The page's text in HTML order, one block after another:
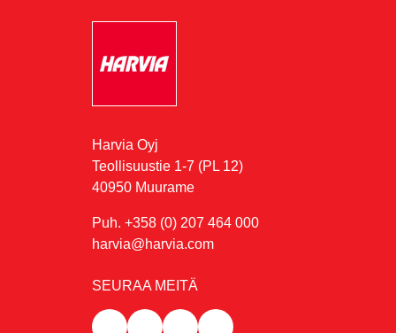
Harvia Oyj
Teollisuustie 1-7 (PL 12)
40950 Muurame
Puh. +358 (0) 207 464 000
harvia@harvia.com
SEURAA MEITÄ